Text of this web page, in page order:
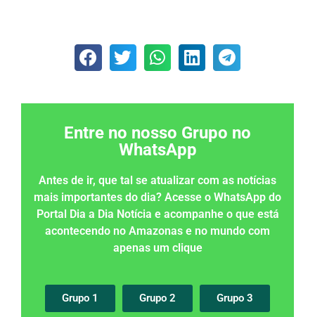
Entre no nosso Grupo no
WhatsApp
Antes de ir, que tal se atualizar com as notícias
mais importantes do dia? Acesse o WhatsApp do
Portal Dia a Dia Notícia e acompanhe o que está
acontecendo no Amazonas e no mundo com
apenas um clique
Grupo 1 Grupo 2 Grupo 3